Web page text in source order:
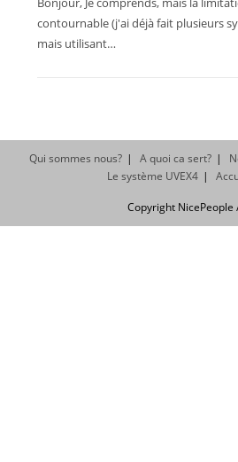
contournable (j'ai déjà fait plusieurs
mais utilisant…
Qui sommes nous? A quoi ca sert?
Le système UVEX4
Copyright NicePeople